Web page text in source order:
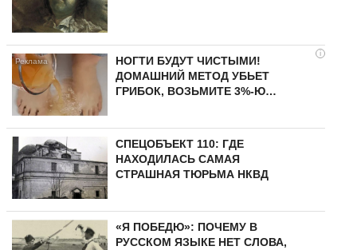
i
НОГТИ БУДУТ ЧИСТЫМИ!
ДОМАШНИЙ МЕТОД УБЬЕТ
ГРИБОК, ВОЗЬМИТЕ 3%-Ю…
СПЕЦОБЪЕКТ 110: ГДЕ
НАХОДИЛАСЬ САМАЯ
СТРАШНАЯ ТЮРЬМА НКВД
«Я ПОБЕДЮ»: ПОЧЕМУ В
РУССКОМ ЯЗЫКЕ НЕТ СЛОВА,